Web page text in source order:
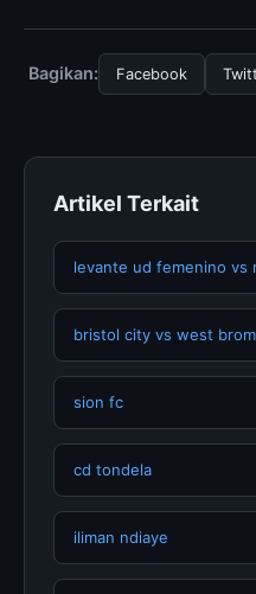
halaman resmi kami
memperbarui konten
Bagikan: Facebook
Artikel Terkait
levante ud femenino vs
bristol city vs west brom
sion fc
cd tondela
iliman ndiaye